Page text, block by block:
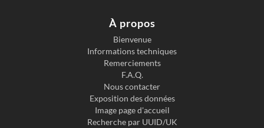
À propos
Bienvenue
Informations techniques
Remerciements
F.A.Q.
Nous contacter
Exposition des données
Image page d'accueil
Recherche par UUID/UK